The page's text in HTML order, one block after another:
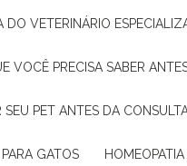
DO VETERINÁRIO
VOCÊ PRECISA SABER
SEU PET ANTES DA
GATOS